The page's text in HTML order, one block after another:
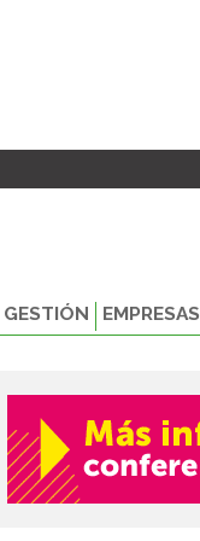
GESTIÓN EMPRESAS